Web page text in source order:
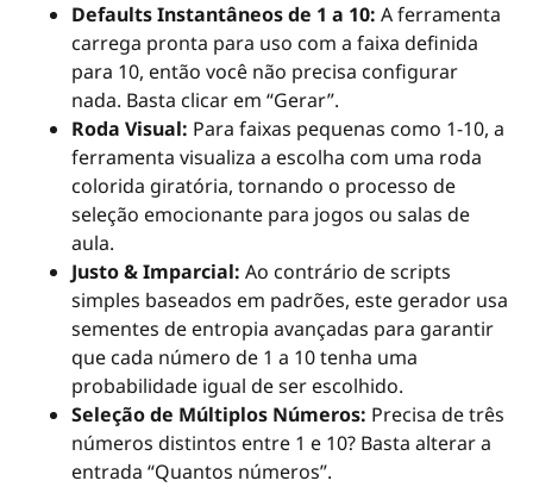
Defaults Instantâneos de 1 a 10: A ferramenta
carrega pronta para uso com a faixa definida
para 10, então você não precisa configurar
nada. Basta clicar em “Gerar”.
Roda Visual: Para faixas pequenas como 1-10, a
ferramenta visualiza a escolha com uma roda
colorida giratória, tornando o processo de
seleção emocionante para jogos ou salas de
aula.
Justo & Imparcial: Ao contrário de scripts
simples baseados em padrões, este gerador usa
sementes de entropia avançadas para garantir
que cada número de 1 a 10 tenha uma
probabilidade igual de ser escolhido.
Seleção de Múltiplos Números: Precisa de três
números distintos entre 1 e 10? Basta alterar a
entrada “Quantos números”.